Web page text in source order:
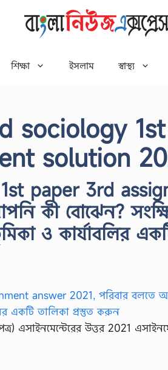
শিক্ষা ইসলাম স্বাস্থ্য
sociology
solution
paper 3rd
কী বোঝেন?
ও কার্যাবলির
এসাইনমেন্টেরের উত্তর 2021